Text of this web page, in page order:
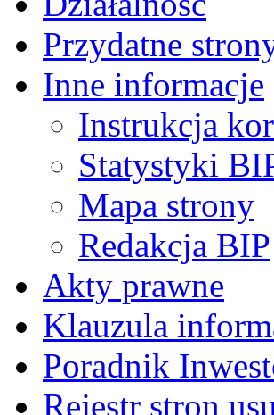
Przydatne
Inne informacje
Instrukcja
Statystyki
Mapa strony
Redakcja BIP
Akty prawne
Klauzula
Poradnik
Rejestr stron